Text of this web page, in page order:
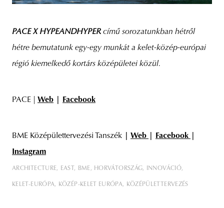
PACE X HYPEANDHYPER című sorozatunkban hétről
hétre bemutatunk egy-egy munkát a kelet-közép-európai
régió kiemelkedő kortárs középületei közül.
PACE | Web Facebook
BME Középülettervezési Tanszék Web Facebook
Instagram
ARCHITECTURE EAST BME HORVÁTORSZÁG INNOVÁCIÓ
KELET-EURÓPA KÖZÉP-KELET EURÓPA KÖZÉPÜLETTERVEZÉS